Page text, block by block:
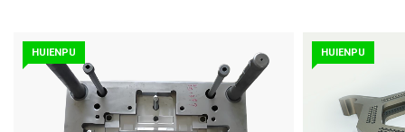
HUIENPU HUIENPU